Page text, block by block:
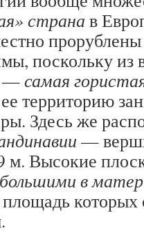
страна в
поскольку из
—самая
территорию
Здесь же
—
м. Высокие
в
которых